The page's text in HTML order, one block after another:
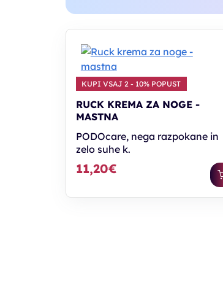
KUPI VSAJ 2 - 10% POPUST
RUCK KREMA ZA NOGE -
MASTNA
PODOcare, nega razpokane in
zelo suhe k.
11,20€